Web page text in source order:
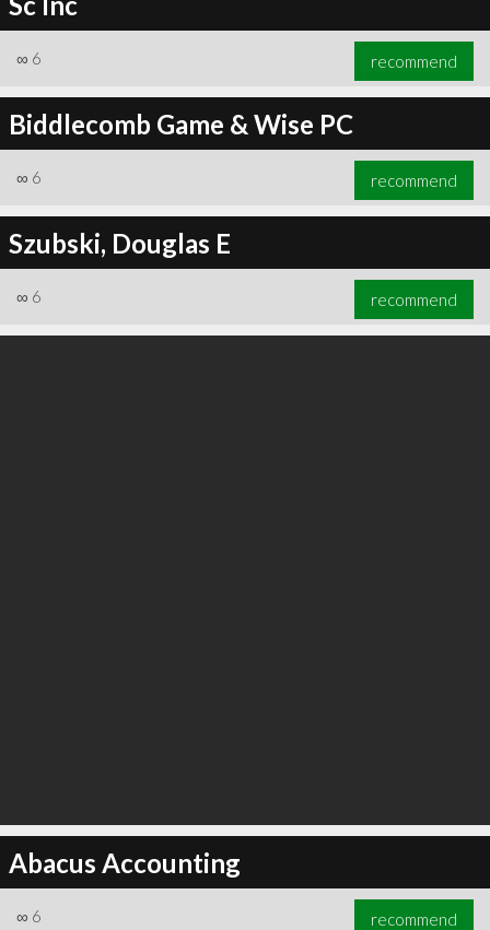
∞ 6 recommend
Biddlecomb Game & Wise PC
∞ 6 recommend
Szubski, Douglas E
∞ 6 recommend
Abacus Accounting
∞ 6 recommend